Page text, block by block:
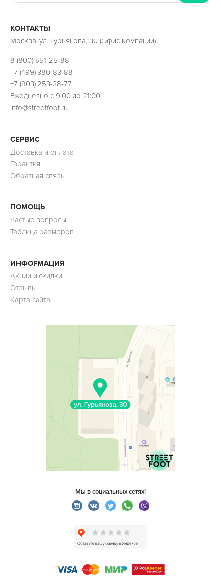
КОНТАКТЫ
Москва, ул. Гурьянова, 30 (Офис компании)
8 (800) 551-25-88
+7 (499) 380-83-88
+7 (903) 253-38-77
Ежедневно с 9:00 до 21:00
info@streetfoot.ru
СЕРВИС
Доставка и оплата
Гарантия
Обратная связь
ПОМОЩЬ
Частые вопросы
Таблица размеров
ИНФОРМАЦИЯ
Акции и скидки
Отзывы
Карта сайта
Мы в социальных сетях!